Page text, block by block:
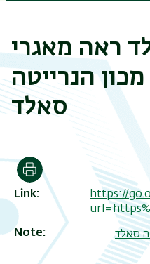
ראה מאגרי
הנרייטה
סאלד
Print
Link
https://
Note סאלד